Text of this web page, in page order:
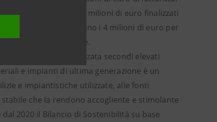
investimenti pari a 22 milioni di euro finalizzati
che superano i 4 milioni di euro per
e fidelizzazione.
progettata e realizzata secondi elevati
e impianti di ultima generazione è un
e impiantistiche utilizzate, alle fonti
che la rendono accogliente e stimolante
2020 il Bilancio di Sostenibilità su base